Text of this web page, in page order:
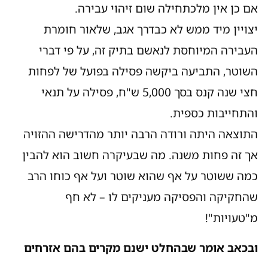
אם כן אין מלכתחילה שום זיהוי עבירה.
יצויין מיד ממש לא כבדרך אגב, שלאור חומרת
העבירה המיוחסת לנאשם בתיק זה, על פי דברי
השוטר, התביעה ביקשה פסילה בפועל של לפחות
חצי שנה קנס בסך 5,000 ש"ח, פסילה על תנאי
והתחייבות כספית.
התוצאה היתה ורודה הרבה יותר מהדרישה ההזויה
אך זה פחות משנה. מה שבעיקרה חשוב הוא להבין
כמה ששוטר על אף שהוא שוטר ועל אף כוחו הרב
שהחקיקה והפסיקה מעניקים לו – לא חף
מ"טעויות"!
ובכאב אומר שבהחלט ישנם מקרים בהם אזרחים